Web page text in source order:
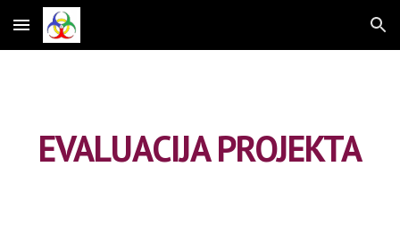
Skip to main content Skip to navigation
EVALUACIJA PROJEKTA